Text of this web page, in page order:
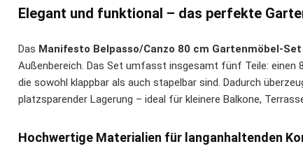
Elegant und funktional – das perfekte
Das Manifesto Belpasso/Canzo 80 cm Gartenmöbel-Set
Außenbereich. Das Set umfasst insgesamt fünf Teile: einen
die sowohl klappbar als auch stapelbar sind. Dadurch
platzsparender Lagerung – ideal für kleinere Balkone,
Hochwertige Materialien für langanhaltenden